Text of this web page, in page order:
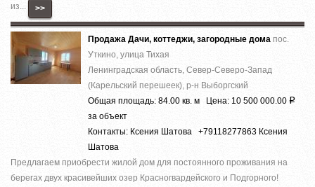
из...
>>
Продажа Дачи, коттеджи, загородные дома пос.
Уткино, улица Тихая
Ленинградская область, Север-Северо-Запад
(Карельский перешеек), р-н Выборгский
Общая площадь: 84.00 кв. м Цена: 10 500 000.00 Р
за объект
Контакты: Ксения Шатова +79118277863 Ксения
Шатова
Предлагаем приобрести жилой дом для постоянного проживания на
берегах двух красивейших озер Красногвардейского и Подгорного!